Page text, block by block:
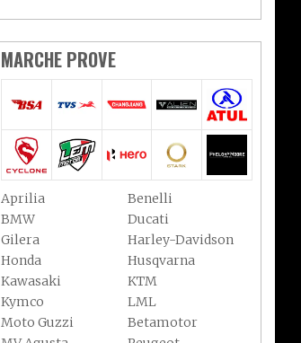
MARCHE PROVE
Aprilia
Benelli
BMW
Ducati
Gilera
Harley-Davidson
Honda
Husqvarna
Kawasaki
KTM
Kymco
LML
Moto Guzzi
Betamotor